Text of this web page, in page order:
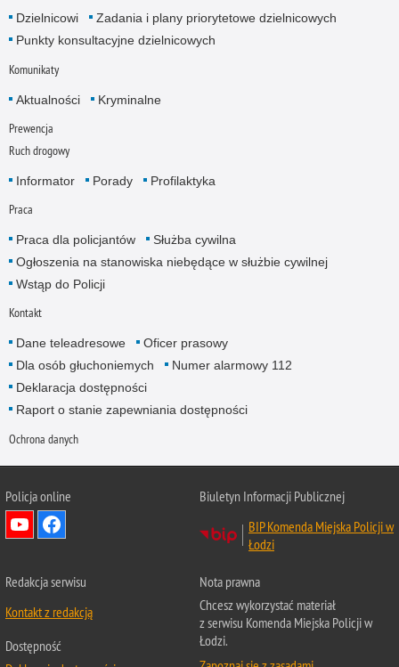
Dzielnicowi
Zadania i plany priorytetowe dzielnicowych
Punkty konsultacyjne dzielnicowych
Komunikaty
Aktualności Kryminalne
Prewencja
Ruch drogowy
Informator Porady Profilaktyka
Praca
Praca dla policjantów
Służba cywilna
Ogłoszenia na stanowiska niebędące w służbie cywilnej
Wstąp do Policji
Kontakt
Dane teleadresowe
Oficer prasowy
Dla osób głuchoniemych
Numer alarmowy 112
Deklaracja dostępności
Raport o stanie zapewniania dostępności
Ochrona danych
Policja online
Biuletyn Informacji Publicznej
BIP Komenda Miejska Policji w
Łodzi
Redakcja serwisu
Kontakt z redakcją
Dostępność
Nota prawna
Chcesz wykorzystać materiał
z serwisu Komenda Miejska Policji w
Łodzi.